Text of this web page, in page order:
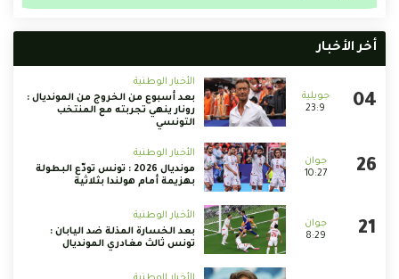
أخر الأخبار
23:9
الأخبار الوطنية
بعد أسبوع من الخروج من المونديال :
رونار ينهي تجربته مع المنتخب
التونسي
10:27
الأخبار الوطنية
مونديال 2026 : تونس تودّع البطولة
بهزيمة أمام هولندا بثلاثية
8:29
الأخبار الوطنية
بعد الخسارة المذلة ضد اليابان :
تونس ثالث مغادري المونديال